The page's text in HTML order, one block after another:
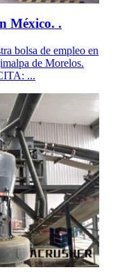
México. .
bolsa de empleo en
de Morelos.
...